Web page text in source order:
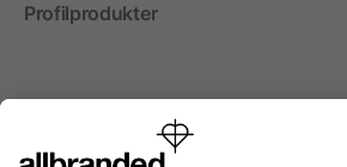
Profilprodukter
Internationellt